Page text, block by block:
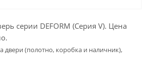
серии DEFORM (Серия V). Цена
двери (полотно, коробка и наличник),